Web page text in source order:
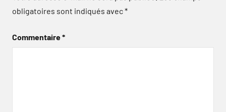
obligatoires sont indiqués avec*
Commentaire*